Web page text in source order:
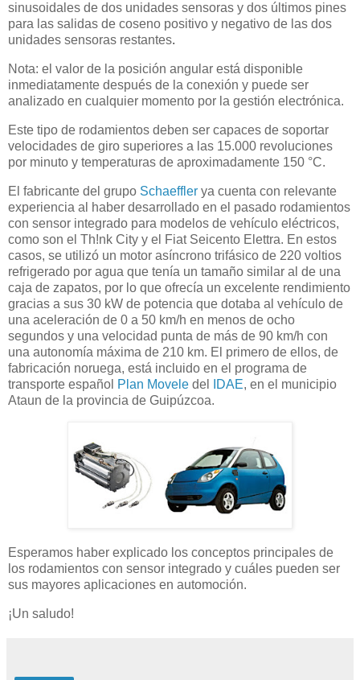
sinusoidales de dos unidades sensoras y dos últimos pines
para las salidas de coseno positivo y negativo de las dos
unidades sensoras restantes.
Nota: el valor de la posición angular está disponible
inmediatamente después de la conexión y puede ser
analizado en cualquier momento por la gestión electrónica.
Este tipo de rodamientos deben ser capaces de soportar
velocidades de giro superiores a las 15.000 revoluciones
por minuto y temperaturas de aproximadamente 150 °C.
El fabricante del grupo Schaeffler ya cuenta con relevante
experiencia al haber desarrollado en el pasado rodamientos
con sensor integrado para modelos de vehículo eléctricos,
como son el Th!nk City y el Fiat Seicento Elettra. En estos
casos, se utilizó un motor asíncrono trifásico de 220 voltios
refrigerado por agua que tenía un tamaño similar al de una
caja de zapatos, por lo que ofrecía un excelente rendimiento
gracias a sus 30 kW de potencia que dotaba al vehículo de
una aceleración de 0 a 50 km/h en menos de ocho
segundos y una velocidad punta de más de 90 km/h con
una autonomía máxima de 210 km. El primero de ellos, de
fabricación noruega, está incluido en el programa de
transporte español Plan Movele del IDAE, en el municipio
Ataun de la provincia de Guipúzcoa.
Esperamos haber explicado los conceptos principales de
los rodamientos con sensor integrado y cuáles pueden ser
sus mayores aplicaciones en automoción.
¡Un saludo!